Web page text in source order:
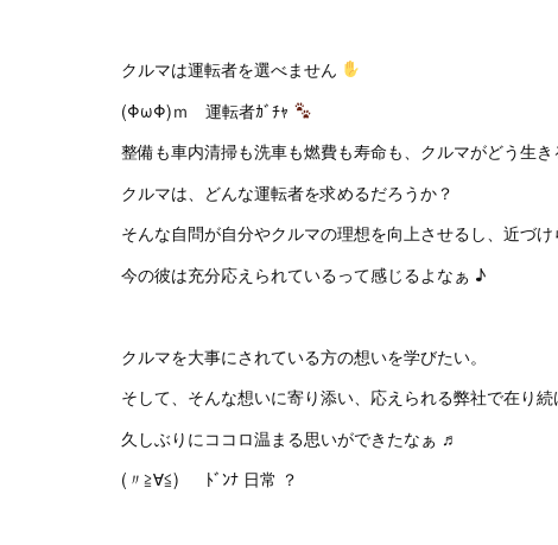
クルマは運転者を選べません
(ΦωΦ)ｍ 運転者ｶﾞﾁｬ
整備も車内清掃も洗車も燃費も寿命も、クルマがどう生き
クルマは、どんな運転者を求めるだろうか？
そんな自問が自分やクルマの理想を向上させるし、近づけ
今の彼は充分応えられているって感じるよなぁ ♪
クルマを大事にされている方の想いを学びたい。
そして、そんな想いに寄り添い、応えられる弊社で在り続
久しぶりにココロ温まる思いができたなぁ ♬
(〃≧∀≦)ゞ ﾄﾞﾝﾅ 日常 ？